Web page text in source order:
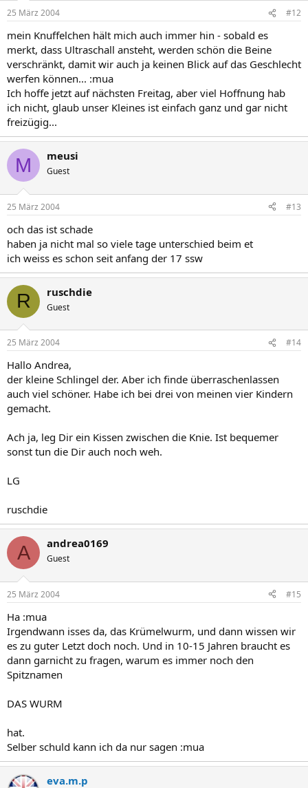
25 März 2004 #12
mein Knuffelchen hält mich auch immer hin - sobald es
merkt, dass Ultraschall ansteht, werden schön die Beine
verschränkt, damit wir auch ja keinen Blick auf das Geschlecht
werfen können... :mua
Ich hoffe jetzt auf nächsten Freitag, aber viel Hoffnung hab
ich nicht, glaub unser Kleines ist einfach ganz und gar nicht
freizügig...
M meusi
Guest
25 März 2004 #13
och das ist schade
haben ja nicht mal so viele tage unterschied beim et
ich weiss es schon seit anfang der 17 ssw
R ruschdie
Guest
25 März 2004 #14
Hallo Andrea,
der kleine Schlingel der. Aber ich finde überraschenlassen
auch viel schöner. Habe ich bei drei von meinen vier Kindern
gemacht.
Ach ja, leg Dir ein Kissen zwischen die Knie. Ist bequemer
sonst tun die Dir auch noch weh.
LG
ruschdie
A andrea0169
Guest
25 März 2004 #15
Ha :mua
Irgendwann isses da, das Krümelwurm, und dann wissen wir
es zu guter Letzt doch noch. Und in 10-15 Jahren braucht es
dann garnicht zu fragen, warum es immer noch den
Spitznamen
DAS WURM
hat.
Selber schuld kann ich da nur sagen :mua
eva.m.p